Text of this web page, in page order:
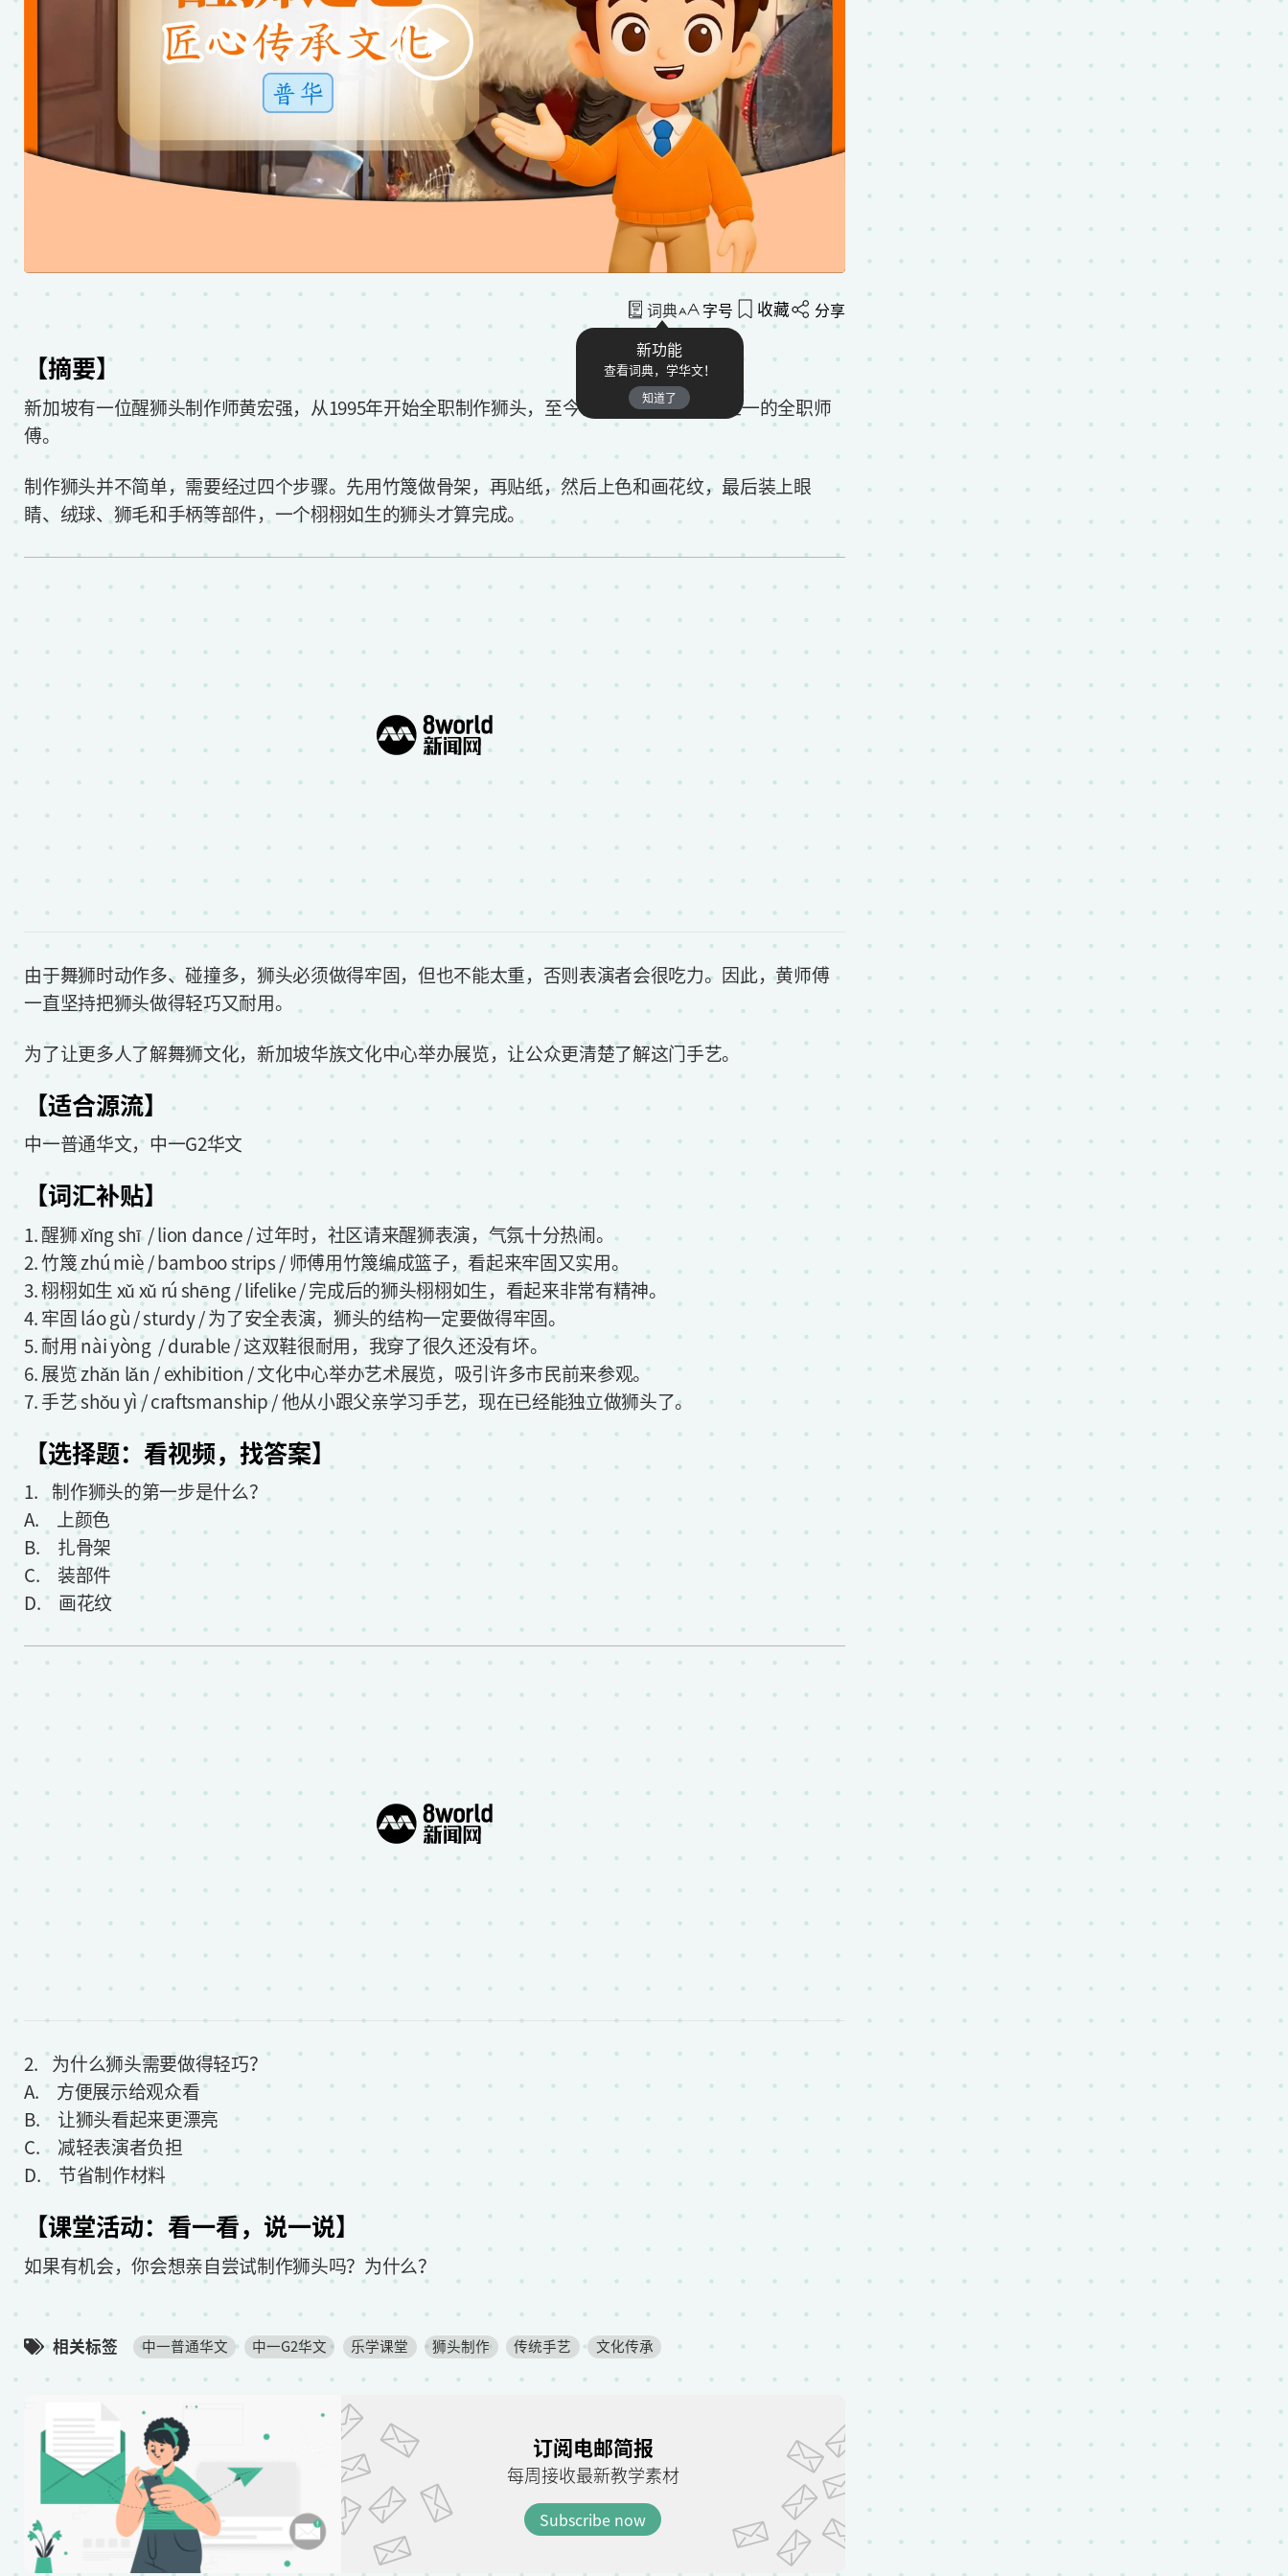
词典
新功能
查看词典，学华文！
知道了
字号 收藏 分享
【摘要】
新加坡有一位醒狮头制作师黄宏强，从1995年开始全职制作狮头，至今已有30年，是本地唯一的全职师
傅。
制作狮头并不简单，需要经过四个步骤。先用竹篾做骨架，再贴纸，然后上色和画花纹，最后装上眼
睛、绒球、狮毛和手柄等部件，一个栩栩如生的狮头才算完成。
由于舞狮时动作多、碰撞多，狮头必须做得牢固，但也不能太重，否则表演者会很吃力。因此，黄师傅
一直坚持把狮头做得轻巧又耐用。
为了让更多人了解舞狮文化，新加坡华族文化中心举办展览，让公众更清楚了解这门手艺。
【适合源流】
中一普通华文，中一G2华文
【词汇补贴】
1. 醒狮 xǐng shī / lion dance / 过年时，社区请来醒狮表演，气氛十分热闹。
2. 竹篾 zhú miè / bamboo strips / 师傅用竹篾编成篮子，看起来牢固又实用。
3. 栩栩如生 xǔ xǔ rú shēng / lifelike / 完成后的狮头栩栩如生，看起来非常有精神。
4. 牢固 láo gù / sturdy / 为了安全表演，狮头的结构一定要做得牢固。
5. 耐用 nài yòng / durable / 这双鞋很耐用，我穿了很久还没有坏。
6. 展览 zhǎn lǎn / exhibition / 文化中心举办艺术展览，吸引许多市民前来参观。
7. 手艺 shǒu yì / craftsmanship / 他从小跟父亲学习手艺，现在已经能独立做狮头了。
【选择题：看视频，找答案】
1. 制作狮头的第一步是什么？
A. 上颜色
B. 扎骨架
C. 装部件
D. 画花纹
2. 为什么狮头需要做得轻巧？
A. 方便展示给观众看
B. 让狮头看起来更漂亮
C. 减轻表演者负担
D. 节省制作材料
【课堂活动：看一看，说一说】
如果有机会，你会想亲自尝试制作狮头吗？为什么？
相关标签 中一普通华文 中一G2华文 乐学课堂 狮头制作 传统手艺 文化传承
订阅电邮简报
每周接收最新教学素材
Subscribe now